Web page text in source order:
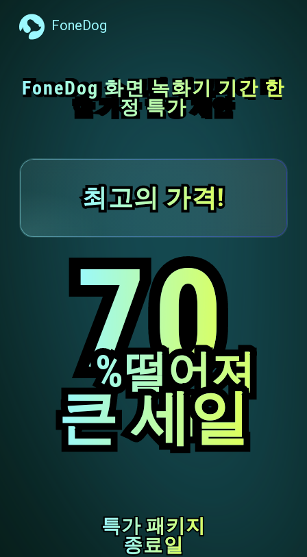
FoneDog
FoneDog 스크린 레코더에 대
한 기간 한정 제안
FoneDog 화면 녹화기 기간 한
정 특가
최고의 가격!
최고의 가격!
70
70
%떨어져
서
%떨어져
서
큰 세일
큰 세일
특가 패키지
특가 패키지
종료일
종료일